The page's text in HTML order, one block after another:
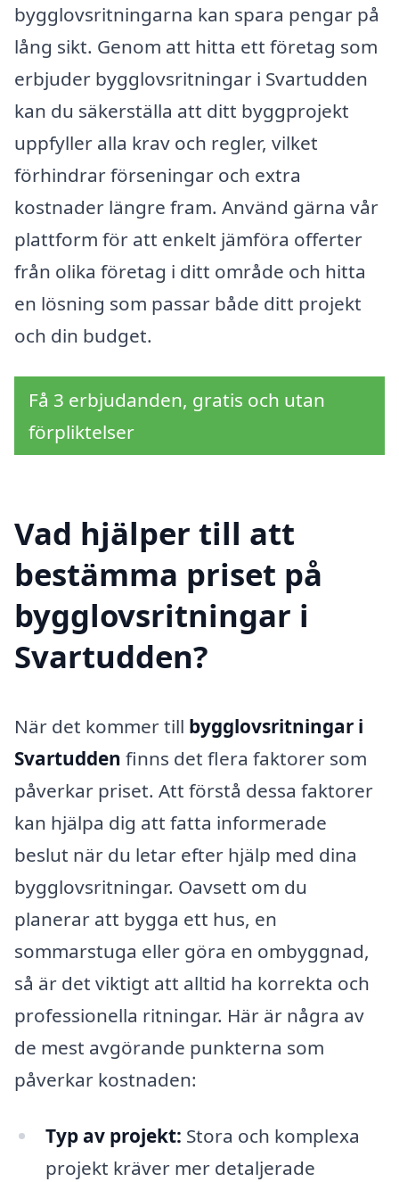
bygglovsritningarna kan spara pengar på
lång sikt. Genom att hitta ett företag som
erbjuder bygglovsritningar i Svartudden
kan du säkerställa att ditt byggprojekt
uppfyller alla krav och regler, vilket
förhindrar förseningar och extra
kostnader längre fram. Använd gärna vår
plattform för att enkelt jämföra offerter
från olika företag i ditt område och hitta
en lösning som passar både ditt projekt
och din budget.
Få 3 erbjudanden, gratis och utan
förpliktelser
Vad hjälper till att
bestämma priset på
bygglovsritningar i
Svartudden?
När det kommer till bygglovsritningar i
Svartudden finns det flera faktorer som
påverkar priset. Att förstå dessa faktorer
kan hjälpa dig att fatta informerade
beslut när du letar efter hjälp med dina
bygglovsritningar. Oavsett om du
planerar att bygga ett hus, en
sommarstuga eller göra en ombyggnad,
så är det viktigt att alltid ha korrekta och
professionella ritningar. Här är några av
de mest avgörande punkterna som
påverkar kostnaden:
Typ av projekt: Stora och komplexa
projekt kräver mer detaljerade